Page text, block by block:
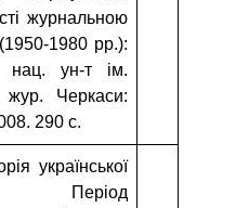
журнальною
1980 рр.):
нац. ун-т ім.
жур. Черкаси:
290 с.
української
Період